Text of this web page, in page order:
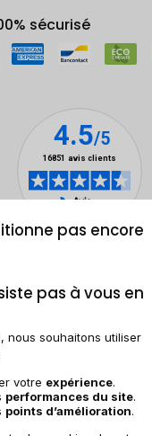
sécurisé
& CGU
de vente
AccessibilitéPlan du site